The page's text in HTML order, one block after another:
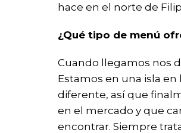
hace en el norte de
¿Qué tipo de menú
Cuando llegamos nos
Estamos en una isla
diferente, así que
en el mercado y que
encontrar. Siempre